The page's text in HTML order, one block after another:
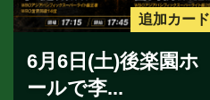
追加カード
6月6日(土)後楽園ホ
ールで李...